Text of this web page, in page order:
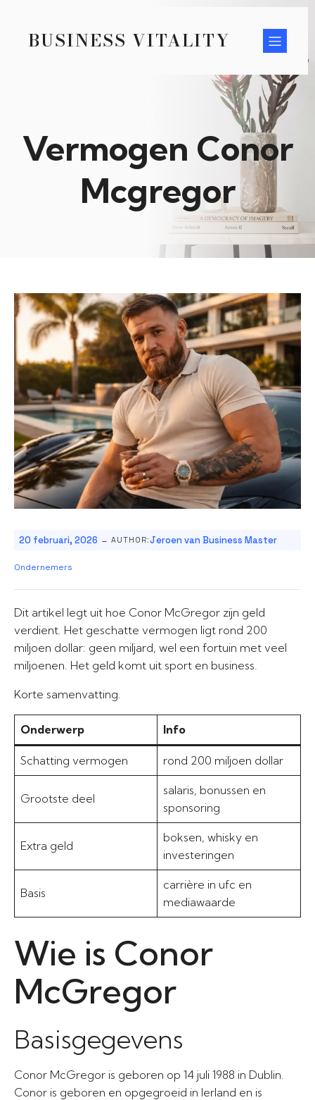
BUSINESS VITALITY
Vermogen Conor
Mcgregor
20 februari, 2026 - AUTHOR:Jeroen van Business Master
Ondernemers
Dit artikel legt uit hoe Conor McGregor zijn geld
verdient. Het geschatte vermogen ligt rond 200
miljoen dollar: geen miljard, wel een fortuin met veel
miljoenen. Het geld komt uit sport en business.
Korte samenvatting.
Onderwerp Info
Schatting vermogen rond 200 miljoen dollar
Grootste deel
salaris, bonussen en
sponsoring
Extra geld
boksen, whisky en
investeringen
Basis
carrière in ufc en
mediawaarde
Wie is Conor
McGregor
Basisgegevens
Conor McGregor is geboren op 14 juli 1988 in Dublin.
Conor is geboren en opgegroeid in Ierland en is